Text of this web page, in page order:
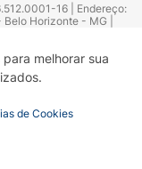
melhorar sua
de Cookies
16 | Endereço:
Horizonte - MG |
– CRF 52.584 -
Nº 13.748. Alvará
da Empresa (AFE):